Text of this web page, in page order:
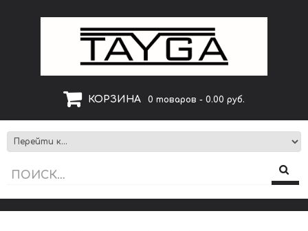
КОРЗИНА 0 товаров - 0.00 руб.